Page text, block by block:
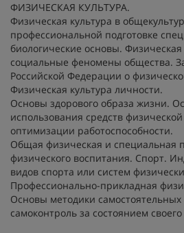
ФИЗИЧЕСКАЯ КУЛЬТУРА.
Физическая культура в
профессиональной подготовке
биологические основы. Физическая
социальные феномены общества.
Российской Федерации о
Физическая культура личности.
Основы здорового образа жизни.
использования средств
оптимизации работоспособности.
Общая физическая и специальная
физического воспитания. Спорт.
видов спорта или систем
Профессионально-прикладная
Основы методики самостоятельных
самоконтроль за состоянием